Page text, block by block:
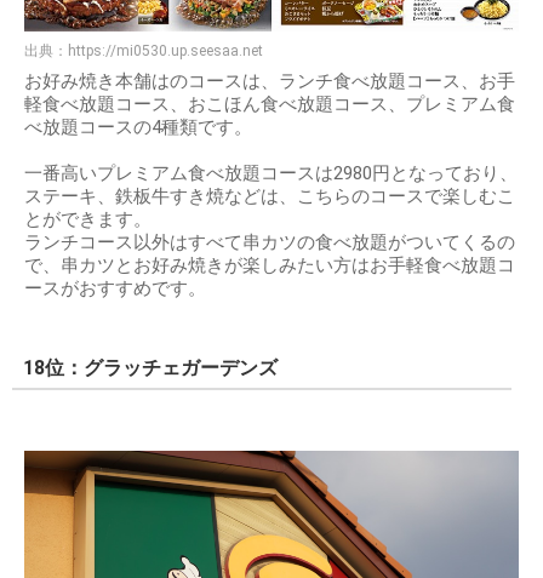
出典： https://mi0530.up.seesaa.net
お好み焼き本舗はのコースは、ランチ食べ放題コース、お手
軽食べ放題コース、おこほん食べ放題コース、プレミアム食
べ放題コースの4種類です。
一番高いプレミアム食べ放題コースは2980円となっており、
ステーキ、鉄板牛すき焼などは、こちらのコースで楽しむこ
とができます。
ランチコース以外はすべて串カツの食べ放題がついてくるの
で、串カツとお好み焼きが楽しみたい方はお手軽食べ放題コ
ースがおすすめです。
18位：グラッチェガーデンズ